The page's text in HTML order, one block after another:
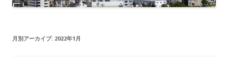
月別アーカイブ: 2022年1月